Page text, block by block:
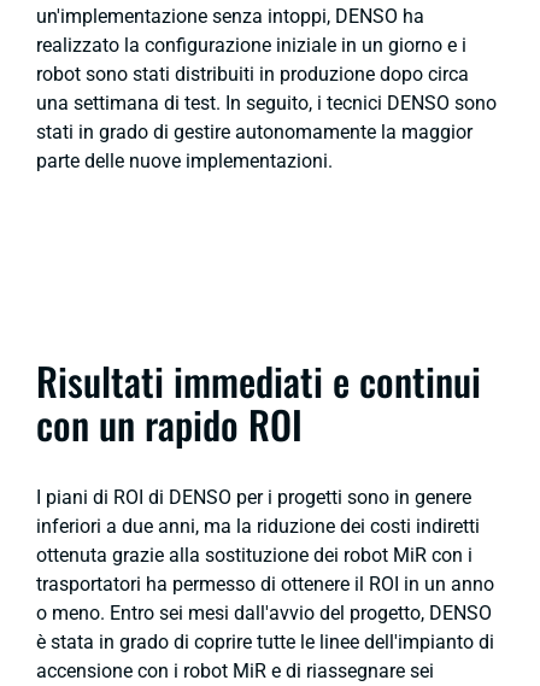
un'implementazione senza intoppi, DENSO ha
realizzato la configurazione iniziale in un giorno e i
robot sono stati distribuiti in produzione dopo circa
una settimana di test. In seguito, i tecnici DENSO sono
stati in grado di gestire autonomamente la maggior
parte delle nuove implementazioni.
Risultati immediati e continui
con un rapido ROI
I piani di ROI di DENSO per i progetti sono in genere
inferiori a due anni, ma la riduzione dei costi indiretti
ottenuta grazie alla sostituzione dei robot MiR con i
trasportatori ha permesso di ottenere il ROI in un anno
o meno. Entro sei mesi dall'avvio del progetto, DENSO
è stata in grado di coprire tutte le linee dell'impianto di
accensione con i robot MiR e di riassegnare sei